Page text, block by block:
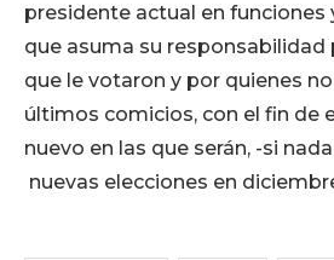
presidente actual en funciones
que asuma su
que le votaron y por quienes
últimos comicios, con el fin de
nuevo en las que serán, -si
nuevas elecciones en